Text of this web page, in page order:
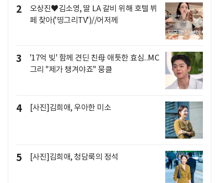
2
오상진♥김소영, 딸 LA 갈비 위해 호텔 뷔
페 찾아('띵그리TV')//어저께
3
'17억 빚' 함께 견딘 친母 애틋한 효심..MC
그리 "제가 챙겨야죠" 뭉클
4 [사진]김희애, 우아한 미소
5 [사진]김희애, 청담룩의 정석